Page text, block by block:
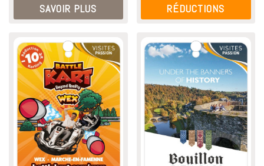
SAVOIR PLUS RÉDUCTIONS